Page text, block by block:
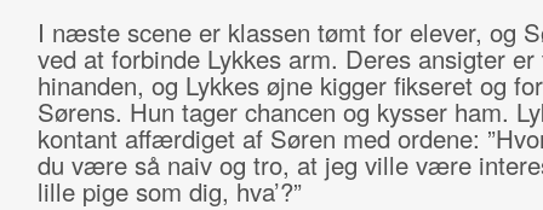
I næste scene er klassen tømt for elever, og
ved at forbinde Lykkes arm. Deres ansigter
hinanden, og Lykkes øjne kigger fikseret og
Sørens. Hun tager chancen og kysser ham.
kontant affærdiget af Søren med ordene:
du være så naiv og tro, at jeg ville være
lille pige som dig, hva’?”